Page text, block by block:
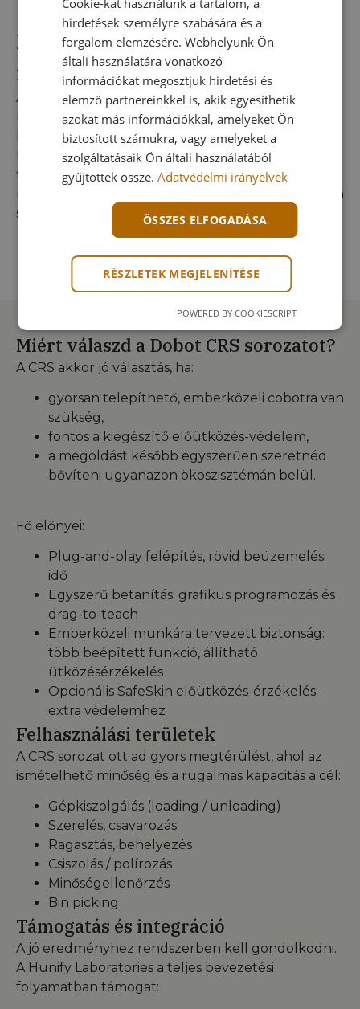
Pontosság és kezelhetőség a
mindennapi automatizáláshoz
A CR3AS / CR5AS: ±0,02 mm, míg a CR10AS: ±0,03
mm ismétlési pontossággal végzi el a feladatát. A
kezelőfelület gyors hozzáférést ad a drag-to-
teach funkcióhoz, az ütközésérzékelés több
fokozatban állítható. A CR10AS nagyobb
munkaterű feladatokra készült, ahol a hatótáv és a
stabil mozgás egyszerre kritikus.
Miért válaszd a Dobot CRS sorozatot?
A CRS akkor jó választás, ha:
gyorsan telepíthető, emberközeli cobotra van
szükség,
fontos a kiegészítő előütközés-védelem,
a megoldást később egyszerűen szeretnéd
bővíteni ugyanazon ökoszisztémán belül.
Fő előnyei:
Plug-and-play felépítés, rövid beüzemelési
idő
Egyszerű betanítás: grafikus programozás és
drag-to-teach
Emberközeli munkára tervezett biztonság:
több beépített funkció, állítható
ütközésérzékelés
Opcionális SafeSkin előütközés-érzékelés
extra védelemhez
Felhasználási területek
A CRS sorozat ott ad gyors megtérülést, ahol az
ismételhető minőség és a rugalmas kapacitás a cél:
Gépkiszolgálás (loading / unloading)
Szerelés, csavarozás
Ragasztás, behelyezés
Csiszolás / polírozás
Minőségellenőrzés
Bin picking
Támogatás és integráció
A jó eredményhez rendszerben kell gondolkodni.
A Hunify Laboratories a teljes bevezetési
folyamatban támogat:
hirdetések személyre szabására és a
forgalom elemzésére. Webhelyünk Ön
általi használatára vonatkozó
információkat megosztjuk hirdetési és
elemző partnereinkkel is, akik egyesíthetik
azokat más információkkal, amelyeket Ön
biztosított számukra, vagy amelyeket a
szolgáltatásaik Ön általi használatából
gyűjtöttek össze.Adatvédelmi irányelvek
ÖSSZES ELFOGADÁSA
RÉSZLETEK MEGJELENÍTÉSE
POWERED BY COOKIESCRIPT